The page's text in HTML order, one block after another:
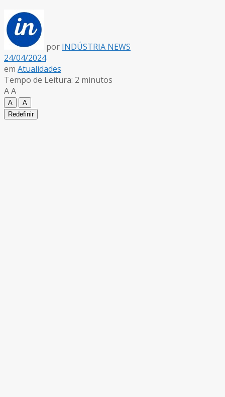
por INDÚSTRIA NEWS
24/04/2024
em Atualidades
Tempo de Leitura: 2 minutos
AA
A
A
Redefinir